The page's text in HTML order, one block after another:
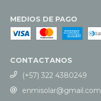
MEDIOS DE PAGO
CONTACTANOS
(+57) 322 4380249
enmisolar@gmail.com